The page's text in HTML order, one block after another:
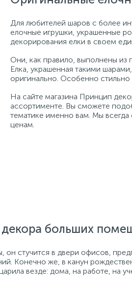
Для любителей шаров с более
елочные игрушки, украшенные
декорирования елки в своем
Они, как правило, выполнены из
Елка, украшенная такими
оригинально. Особенно
На сайте магазина Принцип
ассортименте. Вы сможете
тематике именно вам. Мы
ценам.
больших
он стучится в двери офисов,
Конечно же, в канун
везде: дома, на работе, на